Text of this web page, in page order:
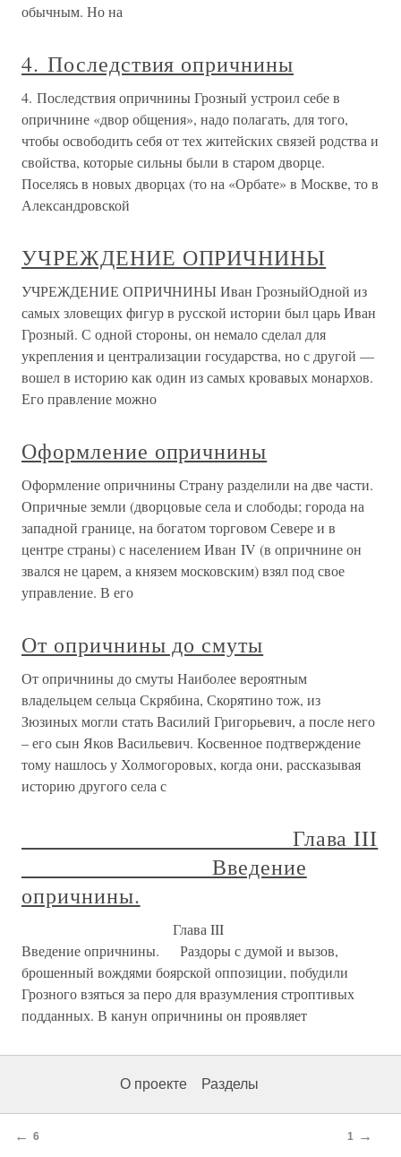
обычным. Но на
4. Последствия опричнины
4. Последствия опричнины Грозный устроил себе в
опричнине «двор общения», надо полагать, для того,
чтобы освободить себя от тех житейских связей родства и
свойства, которые сильны были в старом дворце.
Поселясь в новых дворцах (то на «Орбате» в Москве, то в
Александровской
УЧРЕЖДЕНИЕ ОПРИЧНИНЫ
УЧРЕЖДЕНИЕ ОПРИЧНИНЫ Иван ГрозныйОдной из
самых зловещих фигур в русской истории был царь Иван
Грозный. С одной стороны, он немало сделал для
укрепления и централизации государства, но с другой —
вошел в историю как один из самых кровавых монархов.
Его правление можно
Оформление опричнины
Оформление опричнины Страну разделили на две части.
Опричные земли (дворцовые села и слободы; города на
западной границе, на богатом торговом Севере и в
центре страны) с населением Иван IV (в опричнине он
звался не царем, а князем московским) взял под свое
управление. В его
От опричнины до смуты
От опричнины до смуты Наиболее вероятным
владельцем сельца Скрябина, Скорятино тож, из
Зюзиных могли стать Василий Григорьевич, а после него
– его сын Яков Васильевич. Косвенное подтверждение
тому нашлось у Холмогоровых, когда они, рассказывая
историю другого села с
Глава III
Введение
опричнины.
Глава III
Введение опричнины. Раздоры с думой и вызов,
брошенный вождями боярской оппозиции, побудили
Грозного взяться за перо для вразумления строптивых
подданных. В канун опричнины он проявляет
О проекте Разделы
← 6 1 →